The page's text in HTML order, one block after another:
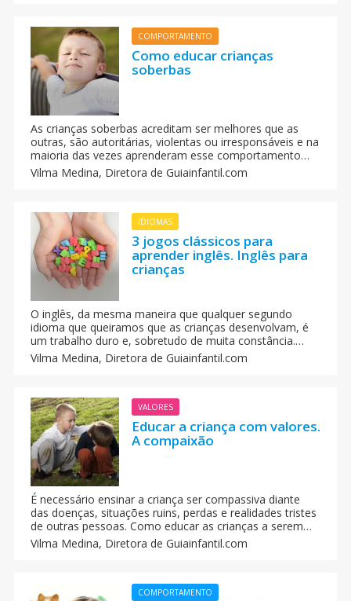
época! A partir dali os estudos sobre o tema não
pararam, e hoje em dia, a educação sexual ocupa
espaços em muitas escolas e em muitas famílias.
COMPORTAMENTO
Como educar crianças
soberbas
As crianças soberbas acreditam ser melhores que as
outras, são autoritárias, violentas ou irresponsáveis e na
maioria das vezes aprenderam esse comportamento
em casa, com o exemplo recebido de pais soberbos.
Que tipo de educação vocês estão dando aos filhos?
Vilma Medina, Diretora de Guiainfantil.com
IDIOMAS
3 jogos clássicos para
aprender inglês. Inglês para
crianças
O inglês, da mesma maneira que qualquer segundo
idioma que queiramos que as crianças desenvolvam, é
um trabalho duro e, sobretudo de muita constância.
Para conseguir que as crianças tenham o nível de
bilíngue e devemos trabalhar um grande número de
Vilma Medina, Diretora de Guiainfantil.com
VALORES
Educar a criança com valores.
A compaixão
É necessário ensinar a criança ser compassiva diante
das doenças, situações ruins, perdas e realidades tristes
de outras pessoas. Como educar as crianças a serem
compassivas? O exemplo dos pais e educadores ainda
são a melhor forma de ensinar valores às crianças.
Vilma Medina, Diretora de Guiainfantil.com
COMPORTAMENTO